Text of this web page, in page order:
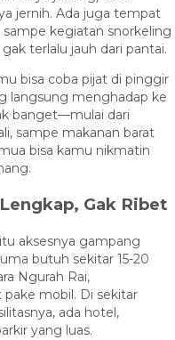
jernih. Ada juga tempat
sampe kegiatan snorkeling
terlalu jauh dari pantai.
bisa coba pijat di pinggir
langsung menghadap ke
banget—mulai dari
sampe makanan barat
bisa kamu nikmatin
Gak Ribet
aksesnya gampang
butuh sekitar 15-20
Ngurah Rai,
mobil. Di sekitar
ada hotel,
yang luas.